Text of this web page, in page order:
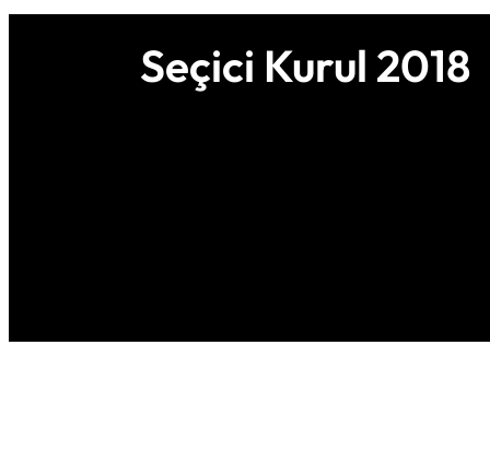
Seçici Kurul 2018